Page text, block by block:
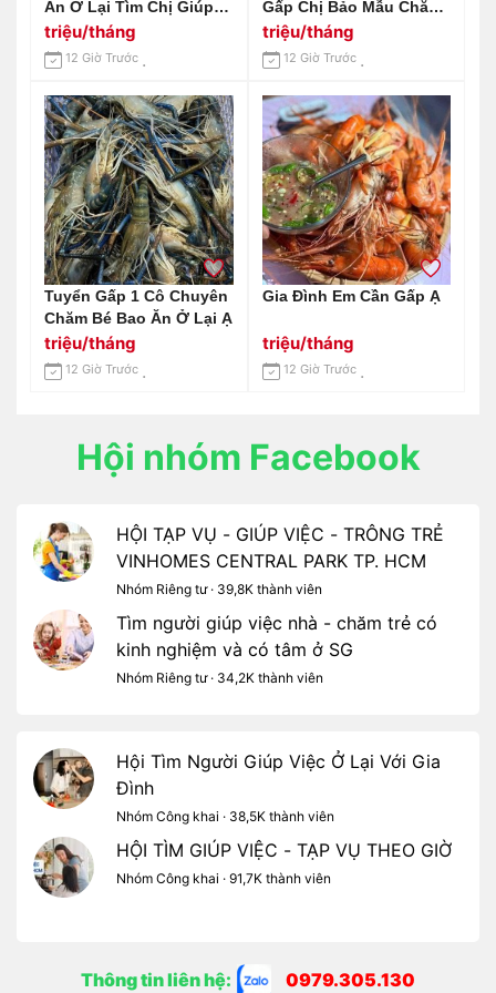
Ăn Ở Lại Tìm Chị Giúp
Việc Quê Miền Bắc :
0978609760 ( Có Zalo)
triệu/tháng
12 Giờ Trước
Gấp Chị Bảo Mẫu Chăm
Sóc Bé 6 Tháng
triệu/tháng
12 Giờ Trước
Tuyển Gấp 1 Cô Chuyên
Chăm Bé Bao Ăn Ở Lại Ạ
triệu/tháng
12 Giờ Trước
Gia Đình Em Cần Gấp Ạ
triệu/tháng
12 Giờ Trước
Hội nhóm Facebook
HỘI TẠP VỤ - GIÚP VIỆC - TRÔNG TRẺ
VINHOMES CENTRAL PARK TP. HCM
Nhóm Riêng tư · 39,8K thành viên
Tìm người giúp việc nhà - chăm trẻ có
kinh nghiệm và có tâm ở SG
Nhóm Riêng tư · 34,2K thành viên
Hội Tìm Người Giúp Việc Ở Lại Với Gia
Đình
Nhóm Công khai · 38,5K thành viên
HỘI TÌM GIÚP VIỆC - TẠP VỤ THEO GIỜ
Nhóm Công khai · 91,7K thành viên
Thông tin liên hệ: 0979.305.130